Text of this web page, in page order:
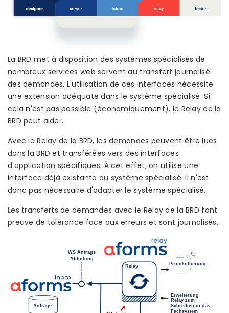
La BRD met à disposition des systèmes spécialisés de
nombreux services web servant au transfert journalisé
des demandes. L'utilisation de ces interfaces nécessite
une extension adéquate dans le système spécialisé. Si
cela n'est pas possible (économiquement), le Relay de la
BRD peut aider.
Avec le Relay de la BRD, les demandes peuvent être lues
dans la BRD et transférées vers des interfaces
d'application spécifiques. À cet effet, on utilise une
interface déjà existante du système spécialisé. Il n'est
donc pas nécessaire d'adapter le système spécialisé.
Les transferts de demandes avec le Relay de la BRD font
preuve de tolérance face aux erreurs et sont journalisés.